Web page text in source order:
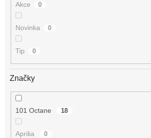
Akce 0
Novinka 0
Tip 0
Značky
101 Octane 18
Aprilia 0